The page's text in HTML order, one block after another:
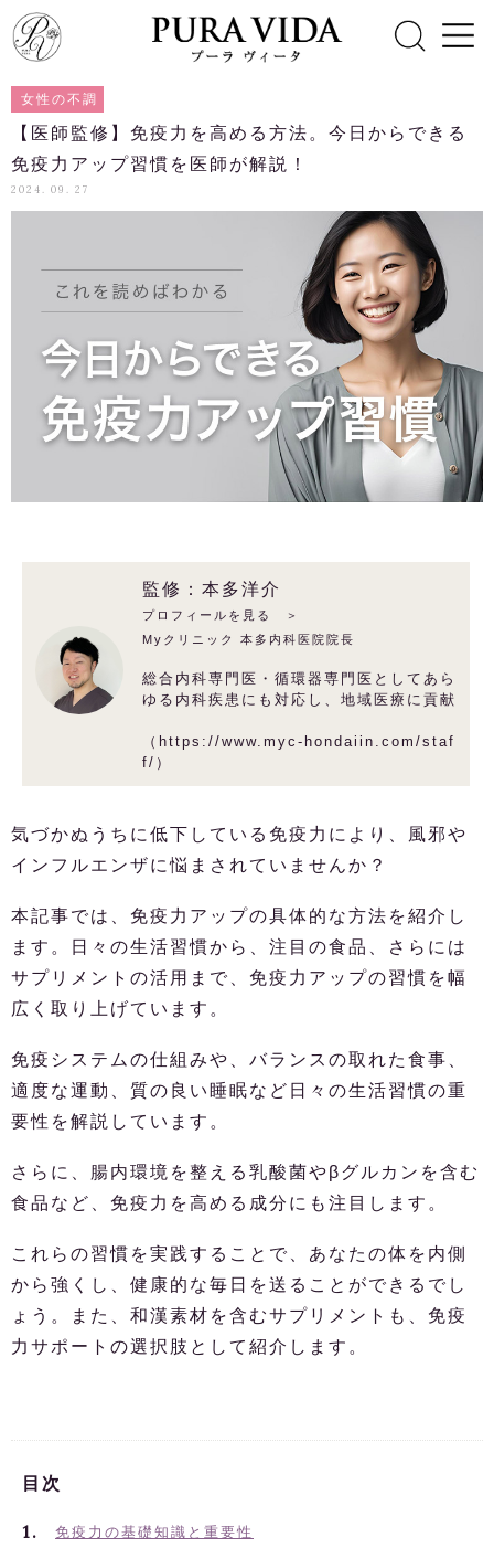
女性の不調
【医師監修】免疫力を高める方法。今日からできる
免疫力アップ習慣を医師が解説！
2024. 09. 27
監修：本多洋介
プロフィールを見る ＞
Myクリニック 本多内科医院院長
総合内科専門医・循環器専門医としてあら
ゆる内科疾患にも対応し、地域医療に貢献
（https://www.myc-hondaiin.com/staf
f/）
気づかぬうちに低下している免疫力により、風邪や
インフルエンザに悩まされていませんか？
本記事では、免疫力アップの具体的な方法を紹介し
ます。日々の生活習慣から、注目の食品、さらには
サプリメントの活用まで、免疫力アップの習慣を幅
広く取り上げています。
免疫システムの仕組みや、バランスの取れた食事、
適度な運動、質の良い睡眠など日々の生活習慣の重
要性を解説しています。
さらに、腸内環境を整える乳酸菌やβグルカンを含む
食品など、免疫力を高める成分にも注目します。
これらの習慣を実践することで、あなたの体を内側
から強くし、健康的な毎日を送ることができるでし
ょう。また、和漢素材を含むサプリメントも、免疫
力サポートの選択肢として紹介します。
目次
免疫力の基礎知識と重要性